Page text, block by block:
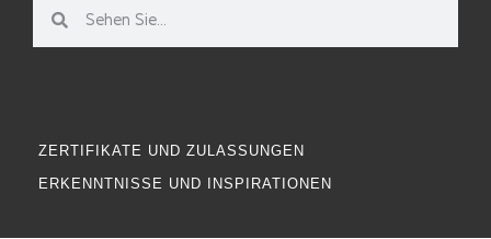
ZERTIFIKATE UND ZULASSUNGEN
ERKENNTNISSE UND INSPIRATIONEN